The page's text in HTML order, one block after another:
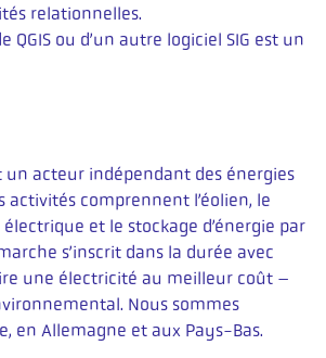
relationnelles.
QGIS ou d’un autre logiciel SIG est un
un acteur indépendant des énergies
activités comprennent l’éolien, le
et le stockage d’énergie par
s’inscrit dans la durée avec
une électricité au meilleur coût –
Nous sommes
en Allemagne et aux Pays-Bas.